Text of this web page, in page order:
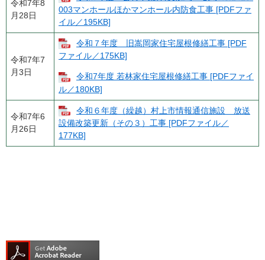
令和7年8
月28日
003マンホールほかマンホール内防食工事 [PDFファ
イル／195KB]
令和7年7
月3日
令和７年度 旧嵩岡家住宅屋根修繕工事 [PDF
ファイル／175KB]
令和7年度 若林家住宅屋根修繕工事 [PDFファイ
ル／180KB]
令和7年6
月26日
令和６年度（繰越）村上市情報通信施設 放送
設備改築更新（その３）工事 [PDFファイル／
177KB]